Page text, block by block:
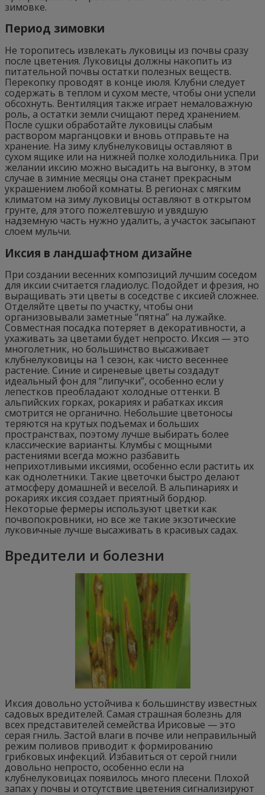
зимовке.
Период зимовки
Не торопитесь извлекать луковицы из почвы сразу
после цветения. Луковицы должны накопить из
питательной почвы остатки полезных веществ.
Перекопку проводят в конце июля. Клубни следует
содержать в теплом и сухом месте, чтобы они успели
обсохнуть. Вентиляция также играет немаловажную
роль, а остатки земли счищают перед хранением.
После сушки обработайте луковицы слабым
раствором марганцовки и вновь отправьте на
хранение. На зиму клубнелуковицы оставляют в
сухом ящике или на нижней полке холодильника. При
желании иксию можно высадить на выгонку, в этом
случае в зимние месяцы она станет прекрасным
украшением любой комнаты. В регионах с мягким
климатом на зиму луковицы оставляют в открытом
грунте, для этого пожелтевшую и увядшую
надземную часть нужно удалить, а участок засыпают
слоем мульчи.
Иксия в ландшафтном дизайне
При создании весенних композиций лучшим соседом
для иксии считается гладиолус. Подойдет и фрезия, но
выращивать эти цветы в соседстве с иксией сложнее.
Отделяйте цветы по участку, чтобы они
организовывали заметные “пятна” на лужайке.
Совместная посадка потеряет в декоративности, а
ухаживать за цветами будет непросто. Иксия — это
многолетник, но большинство высаживает
клубнелуковицы на 1 сезон, как чисто весеннее
растение. Синие и сиреневые цветы создадут
идеальный фон для “липучки”, особенно если у
лепестков преобладают холодные оттенки. В
альпийских горках, рокариях и рабатках иксия
смотрится не органично. Небольшие цветоносы
теряются на крутых подъемах и больших
пространствах, поэтому лучше выбирать более
классические варианты. Клумбы с мощными
растениями всегда можно разбавить
неприхотливыми иксиями, особенно если растить их
как однолетники. Такие цветочки быстро делают
атмосферу домашней и веселой. В альпинариях и
рокариях иксия создает приятный бордюр.
Некоторые фермеры используют цветки как
почвопокровники, но все же такие экзотические
луковичные лучше высаживать в красивых садах.
Вредители и болезни
Иксия довольно устойчива к большинству известных
садовых вредителей. Самая страшная болезнь для
всех представителей семейства Ирисовые — это
серая гниль. Застой влаги в почве или неправильный
режим поливов приводит к формированию
грибковых инфекций. Избавиться от серой гнили
довольно непросто, особенно если на
клубнелуковицах появилось много плесени. Плохой
запах у почвы и отсутствие цветения сигнализируют